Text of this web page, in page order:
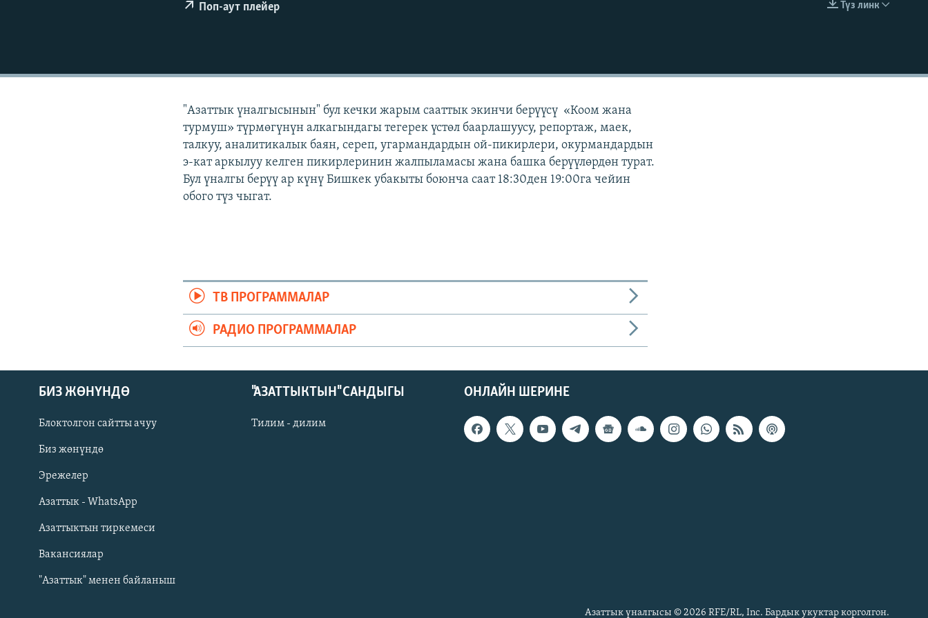
Русский
ОНЛАЙН ШЕРИНЕ
EMBED
Түз линк
Поп-аут плейер
"Азаттык үналгысынын" бул кечки жарым сааттык экинчи берүүсү «Коом жана
турмуш» түрмөгүнүн алкагындагы тегерек үстөл баарлашуусу, репортаж, маек,
талкуу, аналитикалык баян, сереп, угармандардын ой-пикирлери, окурмандардын
э-кат аркылуу келген пикирлеринин жалпыламасы жана башка берүүлөрдөн турат.
Бул үналгы берүү ар күнү Бишкек убакыты боюнча саат 18:30ден 19:00га чейин
обого түз чыгат.
ТВ ПРОГРАММАЛАР
РАДИО ПРОГРАММАЛАР
ОНЛАЙН ШЕРИНЕ
БИЗ ЖӨНҮНДӨ
Блоктолгон сайтты ачуу
Биз жөнүндө
Эрежелер
Азаттык - WhatsApp
Азаттыктын тиркемеси
Вакансиялар
"Азаттык" менен байланыш
"АЗАТТЫКТЫН" САНДЫГЫ
Тилим - дилим
Азаттык үналгысы © 2026 RFE/RL, Inc. Бардык укуктар корголгон.